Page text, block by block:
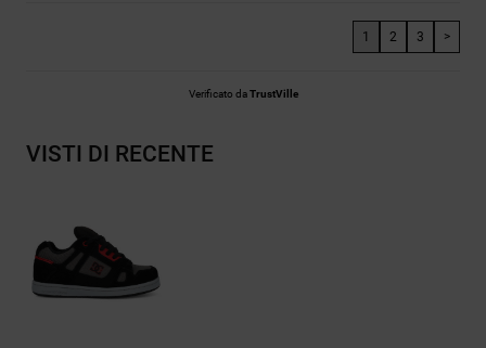
1 2 3 >
Verificato daTrustVille
VISTI DI RECENTE